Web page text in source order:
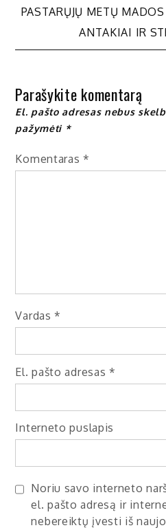
PASTARŲJŲ METŲ
ANTAKIAI IR
Parašykite komentarą
El. pašto adresas nebus
pažymėti *
Komentaras *
Vardas *
El. pašto adresas *
Interneto puslapis
Noriu savo interneto
el. pašto adresą ir
nebereiktų įvesti iš